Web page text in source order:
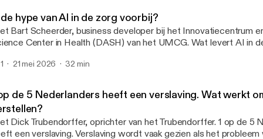
hoe patiënten worden ondersteund bij digitale zorg en welke
gaat in op onderwerpen zoals digitale inclusie, begrijpelijkere
thuismeetoplossingen en gebruiksvriendelijke
zijn van harte welkom via denkmee@vgz.nl
de hype van AI in de zorg voorbij?
Bart Scheerder, business developer bij het Innovatiecentrum
Center in Health (DASH) van het UMCG. Wat levert AI in de zorg in de
vaak, en waarom levert beginnen bij de vragen van de
kan ontlasten in plaats van belasten. De zorg van morgen vraagt
keuzes. Reacties zijn van harte welkom via denkmee@vgz.nl
1 21 mei 2026 32 min
de 5 Nederlanders heeft een verslaving. Wat werkt
Dick Trubendorffer, oprichter van het Trubendorffer. 1 op de 5 Nederlanders
een verslaving. Verslaving wordt vaak gezien als het probleem